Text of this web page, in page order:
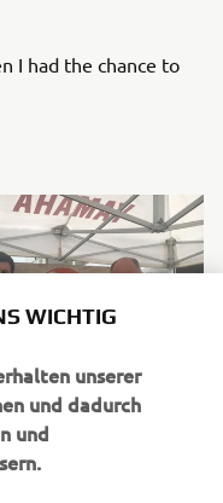
I had the chance to
WICHTIG
unserer
und dadurch
und